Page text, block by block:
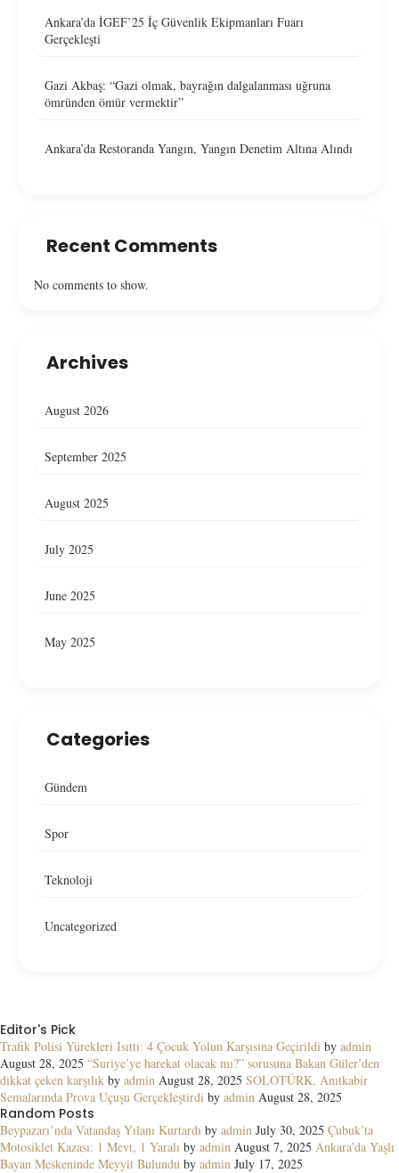
Ankara’da İGEF’25 İç Güvenlik Ekipmanları Fuarı
Gerçekleşti
Gazi Akbaş: “Gazi olmak, bayrağın dalgalanması uğruna
ömründen ömür vermektir”
Ankara’da Restoranda Yangın, Yangın Denetim Altına Alındı
Recent Comments
No comments to show.
Archives
August 2026
September 2025
August 2025
July 2025
June 2025
May 2025
Categories
Gündem
Spor
Teknoloji
Uncategorized
Editor's Pick
Trafik Polisi Yürekleri Isıttı: 4 Çocuk Yolun Karşısına Geçirildi by admin
August 28, 2025 “Suriye’ye harekat olacak mı?” sorusuna Bakan Güler’den
dikkat çeken karşılık by admin August 28, 2025 SOLOTÜRK, Anıtkabir
Semalarında Prova Uçuşu Gerçekleştirdi by admin August 28, 2025
Random Posts
Beypazarı’nda Vatandaş Yılanı Kurtardı by admin July 30, 2025 Çubuk’ta
Motosiklet Kazası: 1 Mevt, 1 Yaralı by admin August 7, 2025 Ankara’da Yaşlı
Bayan Meskeninde Meyyit Bulundu by admin July 17, 2025